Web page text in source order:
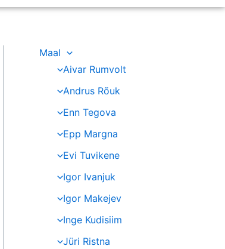
Maal
Aivar Rumvolt
Andrus Rõuk
Enn Tegova
Epp Margna
Evi Tuvikene
Igor Ivanjuk
Igor Makejev
Inge Kudisiim
Jüri Ristna